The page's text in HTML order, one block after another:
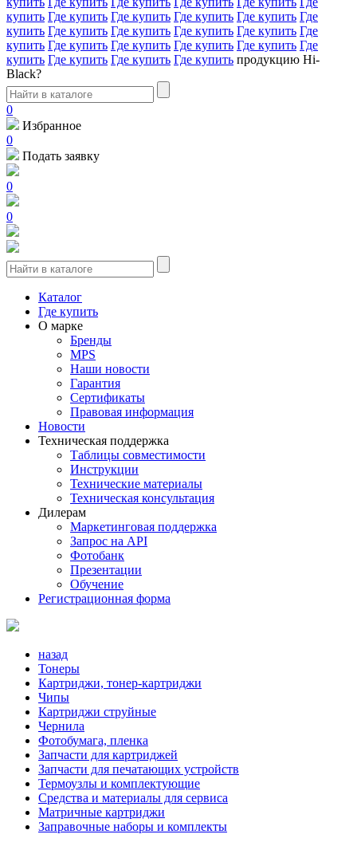
купить Где купить Где купить Где купить Где купить Где
купить Где купить Где купить Где купить Где купить Где
купить Где купить Где купить Где купить Где купить Где
купить Где купить Где купить Где купить продукцию Hi-
Black?
0
Избранное
0
Подать заявку
0
0
Каталог
Где купить
О марке
Бренды
MPS
Наши новости
Гарантия
Сертификаты
Правовая информация
Новости
Техническая поддержка
Таблицы совместимости
Инструкции
Технические материалы
Техническая консультация
Дилерам
Маркетинговая поддержка
Запрос на API
Фотобанк
Презентации
Обучение
Регистрационная форма
назад
Тонеры
Картриджи, тонер-картриджи
Чипы
Картриджи струйные
Чернила
Фотобумага, пленка
Запчасти для картриджей
Запчасти для печатающих устройств
Термоузлы и комплектующие
Средства и материалы для сервиса
Матричные картриджи
Заправочные наборы и комплекты